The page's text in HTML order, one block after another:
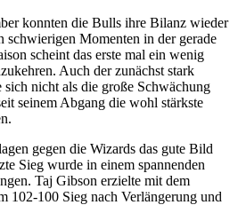
konnten die Bulls ihre Bilanz wieder
schwierigen Momenten in der gerade
scheint das erste mal ein wenig
Auch der zunächst stark
nicht als die große Schwächung
seinem Abgang die wohl stärkste
gegen die Wizards das gute Bild
Sieg wurde in einem spannenden
Taj Gibson erzielte mit dem
102-100 Sieg nach Verlängerung und